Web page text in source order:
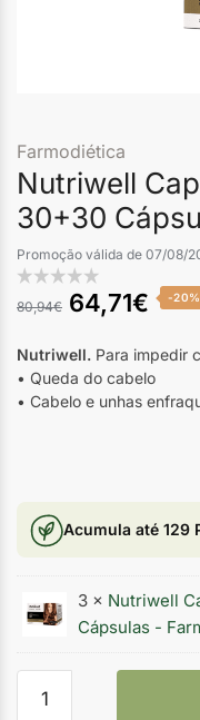
Farmodiética
Nutriwell
30+30
Promoção válida de 07/08/
80,94€ 64,71€ -20%
Nutriwell. Para impedir
• Queda do cabelo
• Cabelo e unhas
Acumula até 129
3 × Nutriwell
Cápsulas -